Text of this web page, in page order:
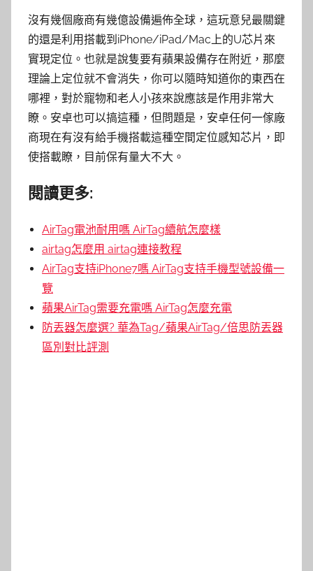
沒有幾個廠商有幾億設備遍佈全球，這玩意兒最關鍵
的還是利用搭載到iPhone/iPad/Mac上的U芯片來
實現定位。也就是說隻要有蘋果設備存在附近，那麼
理論上定位就不會消失，你可以隨時知道你的東西在
哪裡，對於寵物和老人小孩來說應該是作用非常大
瞭。安卓也可以搞這種，但問題是，安卓任何一傢廠
商現在有沒有給手機搭載這種空間定位感知芯片，即
使搭載瞭，目前保有量大不大。
閱讀更多:
AirTag電池耐用嗎 AirTag續航怎麼樣
airtag怎麼用 airtag連接教程
AirTag支持iPhone7嗎 AirTag支持手機型號設備一
覽
蘋果AirTag需要充電嗎 AirTag怎麼充電
防丟器怎麼選? 華為Tag/蘋果AirTag/倍思防丟器
區別對比評測